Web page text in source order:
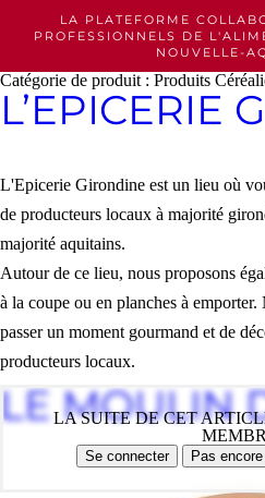
content
LA PLATEFORME
PROFESSIONNELS DE
NOUVELLE-
Catégorie de produit : Produits
L’EPICERIE
L'Epicerie Girondine est un lieu où
de producteurs locaux à majorité
majorité aquitains.
Autour de ce lieu, nous proposons
à la coupe ou en planches à emporter.
passer un moment gourmand et de
producteurs locaux.
LA SUITE DE CET
Se connecter Pas
LE MOULIN